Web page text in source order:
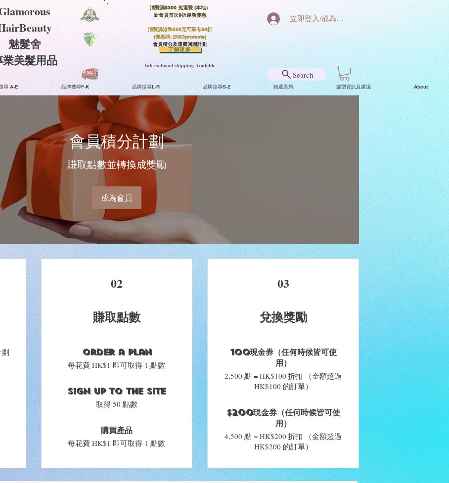
魅髮舍
美髮用品
消費滿$300 免運費 (本地）​
新會員首次9折迎新優惠
消費滿港幣500元可享有88折
(優惠碼: 2023promote)
會員積分及運費回贈計劃
International shipping Available
了解更多
立即登入/成為會員
Search
尋 A-E 品牌搜尋F-K 品牌搜尋L-R 品牌搜尋S-Z 精選系列 髮型資訊及建議 About
會員積分計劃
賺取點數並轉換成獎勵
成為會員
02
賺取點數
Order a plan
每花費 HK$1 即可取得 1 點數
Sign up to the site
取得 50 點數
購買產品
每花費 HK$1 即可取得 1 點數
03
兌換獎勵
100現金券（任何時候皆可使
用）
2,500 點 = HK$100 折扣 （金額超過
HK$100 的訂單）
$200現金券（任何時候皆可使
用）
4,500 點 = HK$200 折扣 （金額超過
HK$200 的訂單）